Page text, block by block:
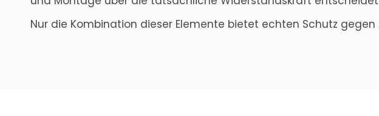
Nur die Kombination dieser Elemente bietet echten Schutz gegen